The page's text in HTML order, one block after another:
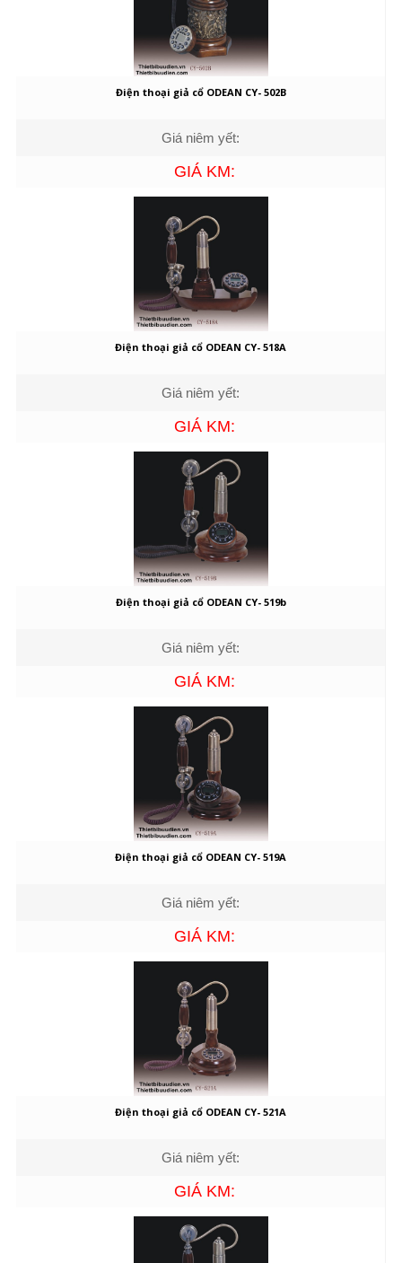
Điện thoại giả cổ ODEAN CY- 502B
Giá niêm yết:
GIÁ KM:
Điện thoại giả cổ ODEAN CY- 518A
Giá niêm yết:
GIÁ KM:
Điện thoại giả cổ ODEAN CY- 519b
Giá niêm yết:
GIÁ KM:
Điện thoại giả cổ ODEAN CY- 519A
Giá niêm yết:
GIÁ KM:
Điện thoại giả cổ ODEAN CY- 521A
Giá niêm yết:
GIÁ KM: